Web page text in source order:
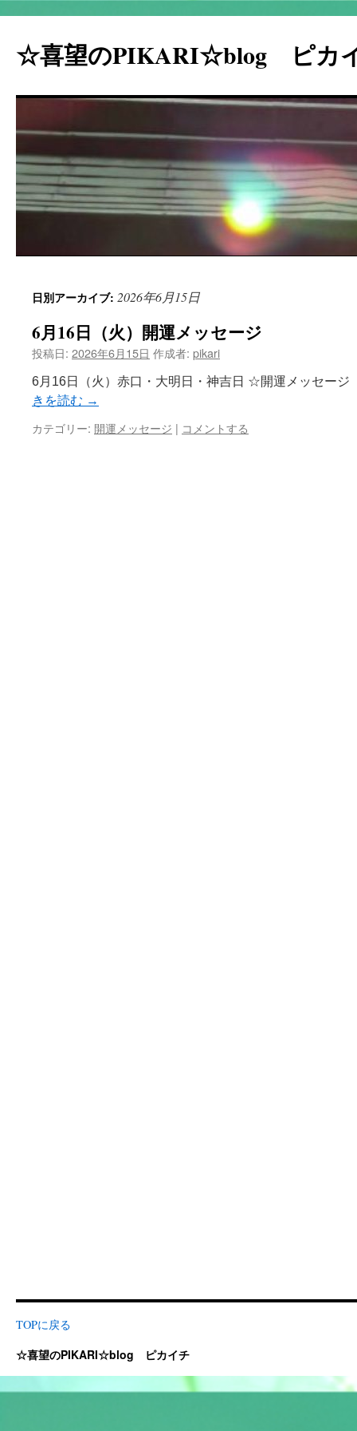
☆喜望のPIKARI☆blog ピ
ン
テ
ン
日別アーカイブ: 2026年6月15日
6月16日（火）開運メッセージ
投稿日: 2026年6月15日 作成者: pikari
6月16日（火）赤口・大明日・神吉日 ☆開運メッセー
きを読む →
カテゴリー: 開運メッセージ | コメントする
TOPに戻る
☆喜望のPIKARI☆blog ピカイチ